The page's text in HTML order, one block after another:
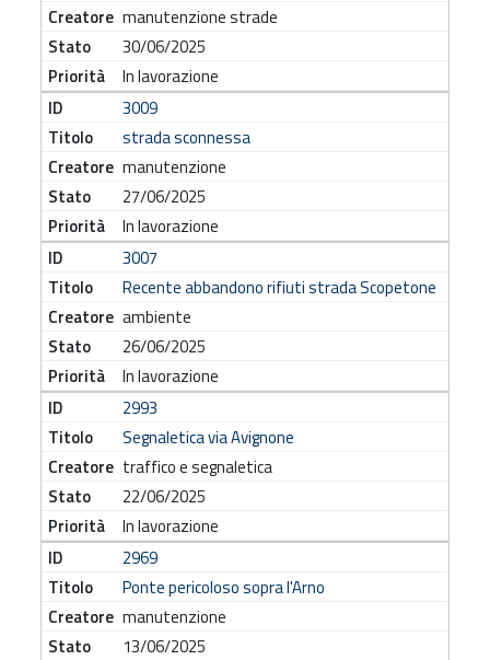
manutenzione strade
30/06/2025
In lavorazione
3009
strada sconnessa
manutenzione
27/06/2025
In lavorazione
3007
Recente abbandono rifiuti strada Scopetone
ambiente
26/06/2025
In lavorazione
2993
Segnaletica via Avignone
traffico e segnaletica
22/06/2025
In lavorazione
2969
Ponte pericoloso sopra l'Arno
manutenzione
13/06/2025